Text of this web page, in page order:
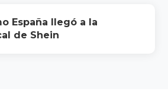
España llegó a la
de Shein